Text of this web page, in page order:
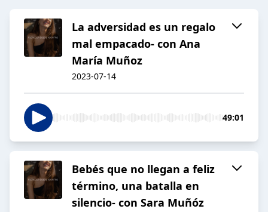
La adversidad es un regalo
mal empacado- con Ana
María Muñoz
2023-07-14
49:01
Bebés que no llegan a feliz
término, una batalla en
silencio- con Sara Muñóz